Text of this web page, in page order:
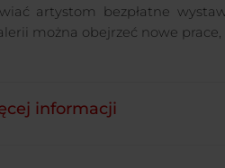
artystom bezpłatne
można obejrzeć nowe
informacji